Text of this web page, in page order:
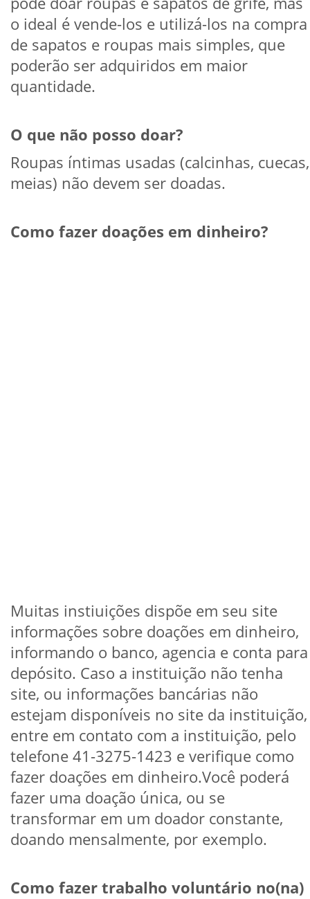
o ideal é vende-los e utilizá-los na compra
de sapatos e roupas mais simples, que
poderão ser adquiridos em maior
quantidade.
O que não posso doar?
Roupas íntimas usadas (calcinhas, cuecas,
meias) não devem ser doadas.
Como fazer doações em dinheiro?
Muitas instiuições dispõe em seu site
informações sobre doações em dinheiro,
informando o banco, agencia e conta para
depósito. Caso a instituição não tenha
site, ou informações bancárias não
estejam disponíveis no site da instituição,
entre em contato com a instituição, pelo
telefone 41-3275-1423 e verifique como
fazer doações em dinheiro.Você poderá
fazer uma doação única, ou se
transformar em um doador constante,
doando mensalmente, por exemplo.
Como fazer trabalho voluntário no(na)